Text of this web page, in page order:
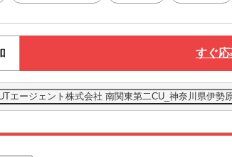
すぐ
エージェント株式会社 南関東第二CU_神奈川県伊勢